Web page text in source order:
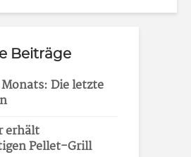
Beiträge
Die letzte
erhält
Pellet-Grill